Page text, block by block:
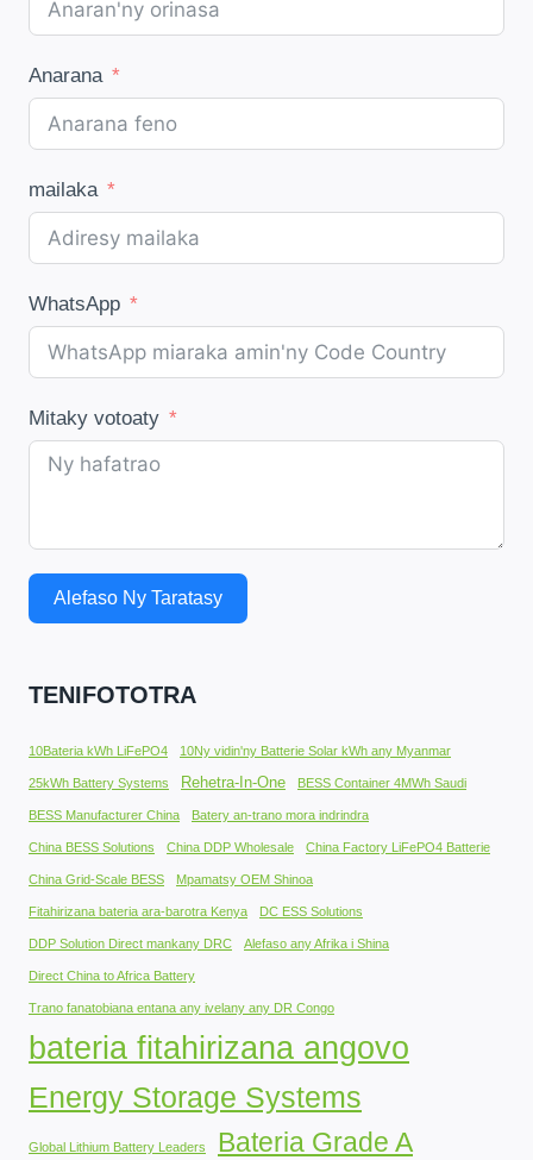
Anarana
mailaka
WhatsApp
Mitaky votoaty
Alefaso Ny Taratasy
TENIFOTOTRA
10Bateria kWh LiFePO4 10Ny vidin'ny Batterie Solar kWh any Myanmar
25kWh Battery Systems Rehetra-In-One BESS Container 4MWh Saudi
BESS Manufacturer China Batery an-trano mora indrindra
China BESS Solutions China DDP Wholesale China Factory LiFePO4 Batterie
China Grid-Scale BESS Mpamatsy OEM Shinoa
Fitahirizana bateria ara-barotra Kenya DC ESS Solutions
DDP Solution Direct mankany DRC Alefaso any Afrika i Shina
Direct China to Africa Battery
Trano fanatobiana entana any ivelany any DR Congo
bateria fitahirizana angovo
Energy Storage Systems
Global Lithium Battery Leaders Bateria Grade A